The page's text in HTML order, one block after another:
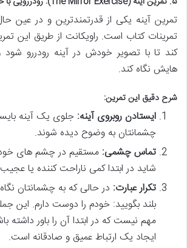
تمرین آینه یکی از قدرتمندترین و در عین
تمرینات کتاب است. راویکانت از طریق این
کند تا با تصویر خودش در آینه رودررو
هایش نگاه کند.
شرح دقیق این تمرین:
ایستادن روبروی آینه: جلوی یک آینه
چشمانتان به وضوح دیده شوند.
تماس چشمی: مستقیم در چشم های
شاید در ابتدا کمی ناراحت کننده یا
تکرار عبارت: در حالی که به چشمانتان
بلند بگویید: خودم را دوست دارم. این جمله
مهم نیست که در ابتدا آن را باور داشته
ایجاد یک ارتباط عمیق و صادقانه است.